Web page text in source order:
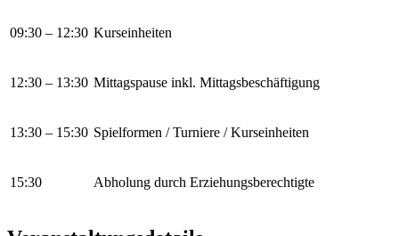
09:30 – 12:30 Kurseinheiten
12:30 – 13:30 Mittagspause inkl. Mittagsbeschäftigung
13:30 – 15:30 Spielformen / Turniere / Kurseinheiten
15:30 Abholung durch Erziehungsberechtigte